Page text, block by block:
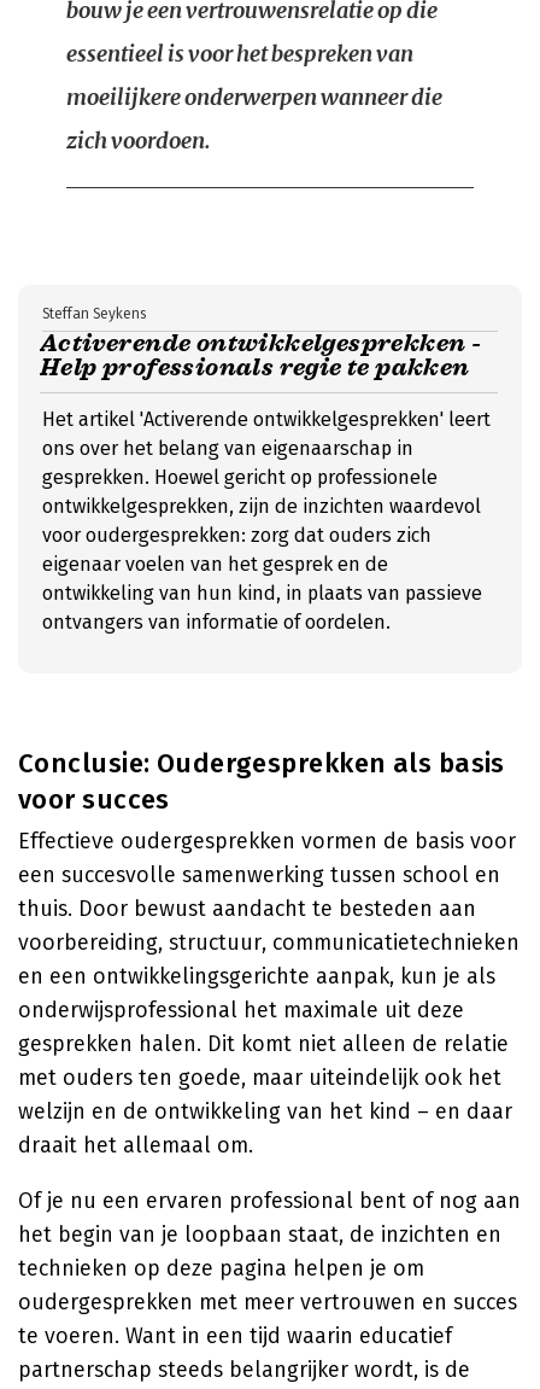
bouw je een vertrouwensrelatie op die
essentieel is voor het bespreken van
moeilijkere onderwerpen wanneer die
zich voordoen.
Activerende ontwikkelgesprekken -
Help professionals regie te pakken
Steffan Seykens
Het artikel 'Activerende ontwikkelgesprekken' leert
ons over het belang van eigenaarschap in
gesprekken. Hoewel gericht op professionele
ontwikkelgesprekken, zijn de inzichten waardevol
voor oudergesprekken: zorg dat ouders zich
eigenaar voelen van het gesprek en de
ontwikkeling van hun kind, in plaats van passieve
ontvangers van informatie of oordelen.
Conclusie: Oudergesprekken als basis
voor succes
Effectieve oudergesprekken vormen de basis voor
een succesvolle samenwerking tussen school en
thuis. Door bewust aandacht te besteden aan
voorbereiding, structuur, communicatietechnieken
en een ontwikkelingsgerichte aanpak, kun je als
onderwijsprofessional het maximale uit deze
gesprekken halen. Dit komt niet alleen de relatie
met ouders ten goede, maar uiteindelijk ook het
welzijn en de ontwikkeling van het kind – en daar
draait het allemaal om.
Of je nu een ervaren professional bent of nog aan
het begin van je loopbaan staat, de inzichten en
technieken op deze pagina helpen je om
oudergesprekken met meer vertrouwen en succes
te voeren. Want in een tijd waarin educatief
partnerschap steeds belangrijker wordt, is de